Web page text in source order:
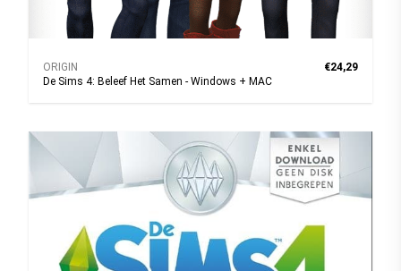
ORIGIN
De Sims 4: Beleef Het Samen - Windows + MAC
€24,29